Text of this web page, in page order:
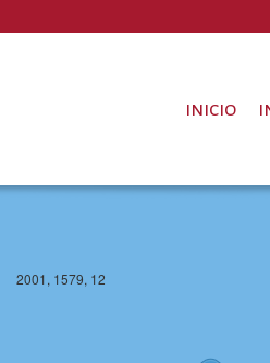
inicio
2001, 1579, 12